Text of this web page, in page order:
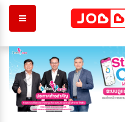
Previous